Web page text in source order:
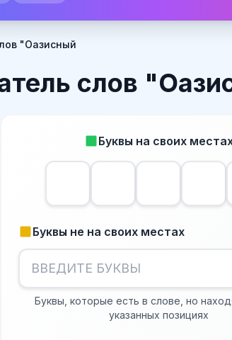
"Оазисный
слов
Буквы на своих
Буквы не на своих местах
Буквы, которые есть в слове, но
указанных позициях